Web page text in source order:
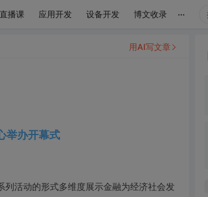
直播课 应用开发 设备开发 博文收录 ...
举办开幕式
列活动的形式多维度展示金融为经济社会发
用AI写文章